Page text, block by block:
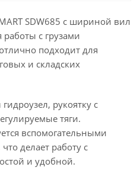
SDW685 с шириной вил
с грузами
подходит для
и складских
рукоятку с
тяги.
вспомогательными
делает работу с
и удобной.